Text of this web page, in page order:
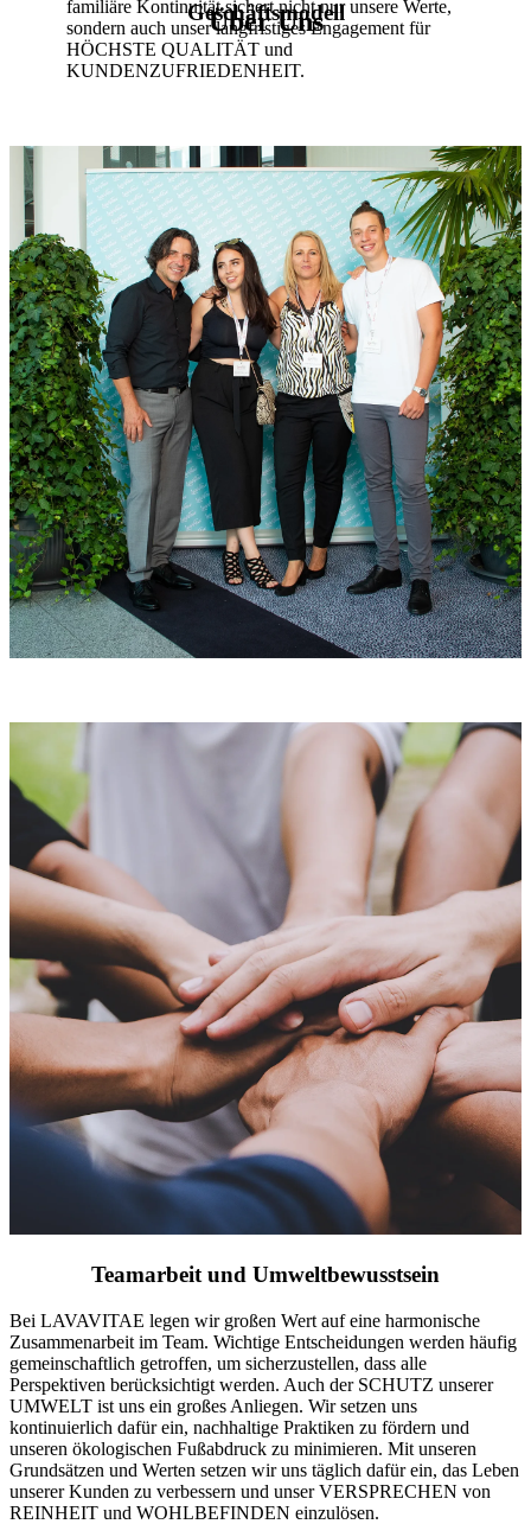
Über Uns
familiäre Kontinuität sichert nicht nur unsere Werte,
sondern auch unser langfristiges Engagement für
HÖCHSTE QUALITÄT und
KUNDENZUFRIEDENHEIT.
Teamarbeit und Umweltbewusstsein
Bei LAVAVITAE legen wir großen Wert auf eine harmonische
Zusammenarbeit im Team. Wichtige Entscheidungen werden häufig
gemeinschaftlich getroffen, um sicherzustellen, dass alle
Perspektiven berücksichtigt werden. Auch der SCHUTZ unserer
UMWELT ist uns ein großes Anliegen. Wir setzen uns
kontinuierlich dafür ein, nachhaltige Praktiken zu fördern und
unseren ökologischen Fußabdruck zu minimieren. Mit unseren
Grundsätzen und Werten setzen wir uns täglich dafür ein, das Leben
unserer Kunden zu verbessern und unser VERSPRECHEN von
REINHEIT und WOHLBEFINDEN einzulösen.
Geschäftsmodell